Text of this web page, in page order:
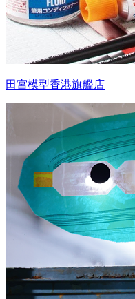
田宮模型香港旗艦店